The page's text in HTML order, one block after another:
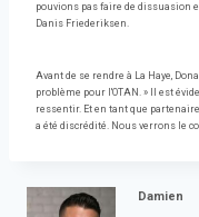
pouvions pas faire de dissuasion
Danis Friederiksen.
Avant de se rendre à La Haye,
problème pour l'OTAN. » Il est
ressentir. Et en tant que
a été discrédité. Nous verrons le
Damien